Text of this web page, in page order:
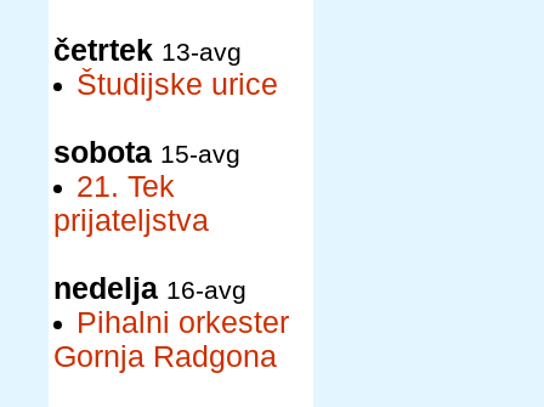
četrtek 13-avg
Študijske urice
sobota 15-avg
21. Tek
prijateljstva
nedelja 16-avg
Pihalni orkester
Gornja Radgona